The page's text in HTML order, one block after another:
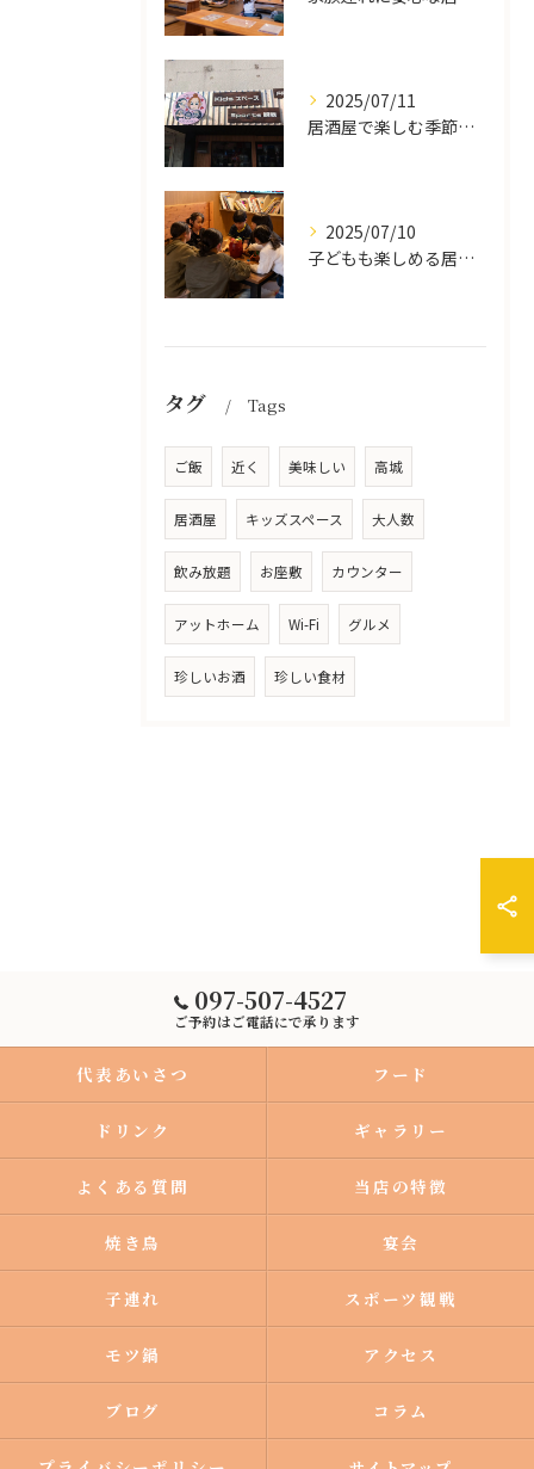
2025/07/11
居酒屋で楽しむ季節の味覚と生中継スポーツ観戦
2025/07/10
子どもも楽しめる居酒屋の魅力
タグ Tags
ご飯 近く 美味しい 高城
居酒屋 キッズスペース 大人数
飲み放題 お座敷 カウンター
アットホーム Wi-Fi グルメ
珍しいお酒 珍しい食材
097-507-4527
ご予約はご電話にで承ります
代表あいさつ フード
ドリンク ギャラリー
よくある質問 当店の特徴
焼き鳥 宴会
子連れ スポーツ観戦
モツ鍋 アクセス
ブログ コラム